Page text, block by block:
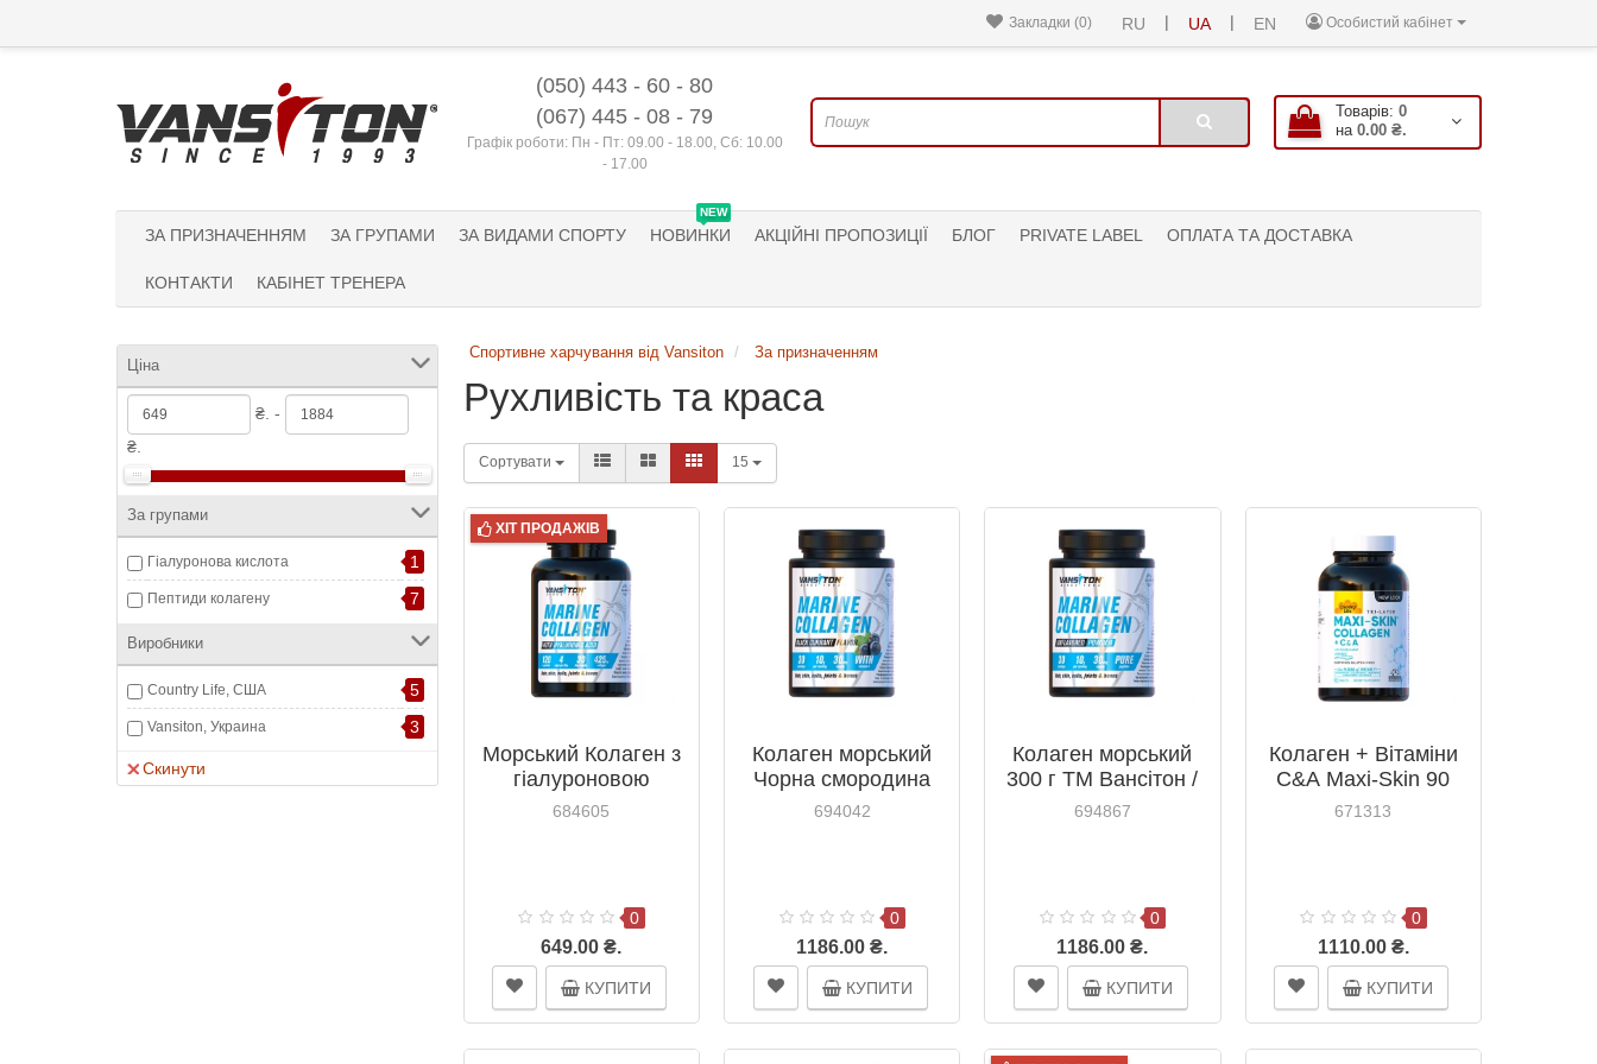
Особистий кабінет
RU | UA | EN
Закладки (0)
(050) 443 - 60 - 80
(067) 445 - 08 - 79
Графік роботи: Пн - Пт: 09.00 - 18.00, Сб: 10.00
- 17.00
Товарів: 0
на 0.00 ₴.
ЗА ПРИЗНАЧЕННЯМ ЗА ГРУПАМИ ЗА ВИДАМИ СПОРТУ
NEW
НОВИНКИ АКЦІЙНІ ПРОПОЗИЦІЇ БЛОГ PRIVATE LABEL ОПЛАТА ТА ДОСТАВКА
КОНТАКТИ КАБІНЕТ ТРЕНЕРА
Ціна
₴. -
₴.
За групами
Гіалуронова кислота 1
Пептиди колагену 7
Виробники
Country Life, США 5
Vansiton, Украина 3
Скинути
Спортивне харчування від Vansiton За призначенням
Рухливість та краса
Сортувати 15
ХІТ ПРОДАЖІВ
Морський Колаген з
гіалуроновою
кислотою капсули
684605
0
649.00 ₴.
КУПИТИ
Колаген морський
Чорна смородина
300 г ТМ Ванситон /
694042
0
1186.00 ₴.
КУПИТИ
Колаген морський
300 г ТМ Вансітон /
Vansiton
694867
0
1186.00 ₴.
КУПИТИ
Колаген + Вітаміни
С&А Maxi-Skin 90
таблеток ТМ Кантрі
671313
0
1110.00 ₴.
КУПИТИ